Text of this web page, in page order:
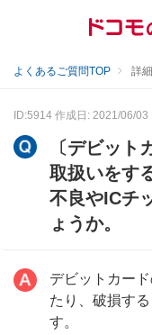
よくあるご質問TOP 詳細
ID:5914 作成日: 2021/06/03
〔デビット
取扱いをす
不良やICチ
ょうか。
デビットカー
たり、破損す
す。